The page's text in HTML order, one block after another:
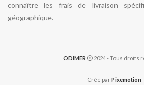
connaître les frais de livraison
géographique.
ODIMER 2024 - Tous droits
Créé parPixemotion